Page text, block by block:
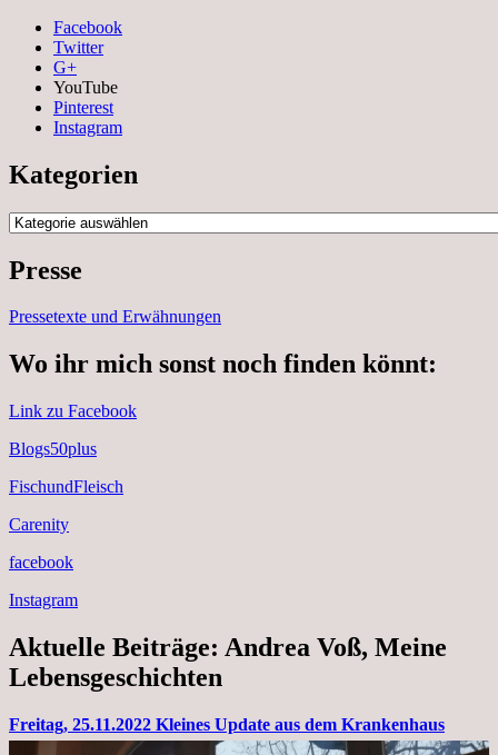
Facebook
Twitter
G+
YouTube
Pinterest
Instagram
Kategorien
Kategorien
Presse
Pressetexte und Erwähnungen
Wo ihr mich sonst noch finden könnt:
Link zu Facebook
Blogs50plus
FischundFleisch
Carenity
facebook
Instagram
Aktuelle Beiträge: Andrea Voß, Meine
Lebensgeschichten
Freitag, 25.11.2022 Kleines Update aus dem Krankenhaus